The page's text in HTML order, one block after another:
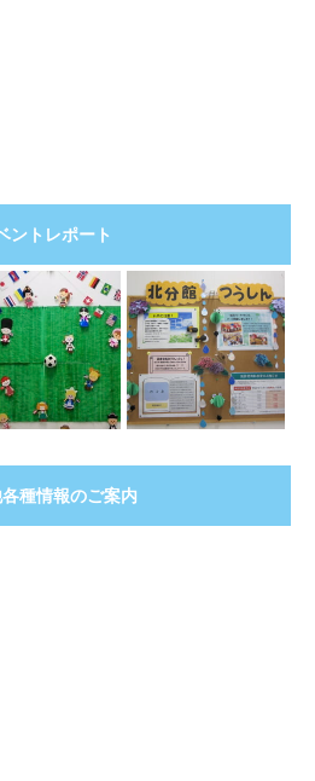
ントレポート
種情報のご案内